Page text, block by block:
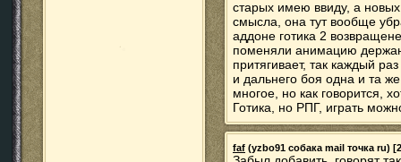
старых имею ввиду, а
смысла, она тут вообще
аддоне готика 2
поменяли анимацию
притягивает, так каждый
и дальнего боя одна и та
многое, но как говорится,
Готика, но РПГ, играть
faf (yzbo91 собака mail точка ru)